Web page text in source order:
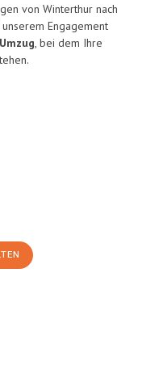
von Winterthur nach
Engagement
, bei dem Ihre